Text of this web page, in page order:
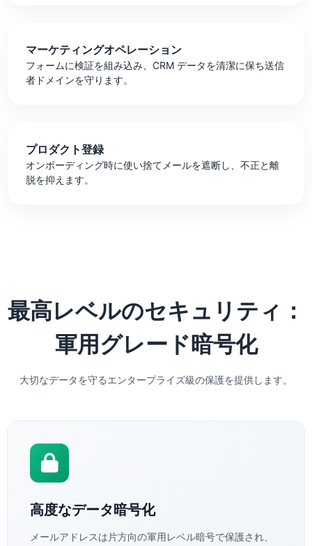
マーケティングオペレーション
フォームに検証を組み込み、CRM データを清潔に保ち送信
者ドメインを守ります。
プロダクト登録
オンボーディング時に使い捨てメールを遮断し、不正と離
脱を抑えます。
最高レベルのセキュリティ：
軍用グレード暗号化
大切なデータを守るエンタープライズ級の保護を提供します。
高度なデータ暗号化
メールアドレスは片方向の軍用レベル暗号で保護され、